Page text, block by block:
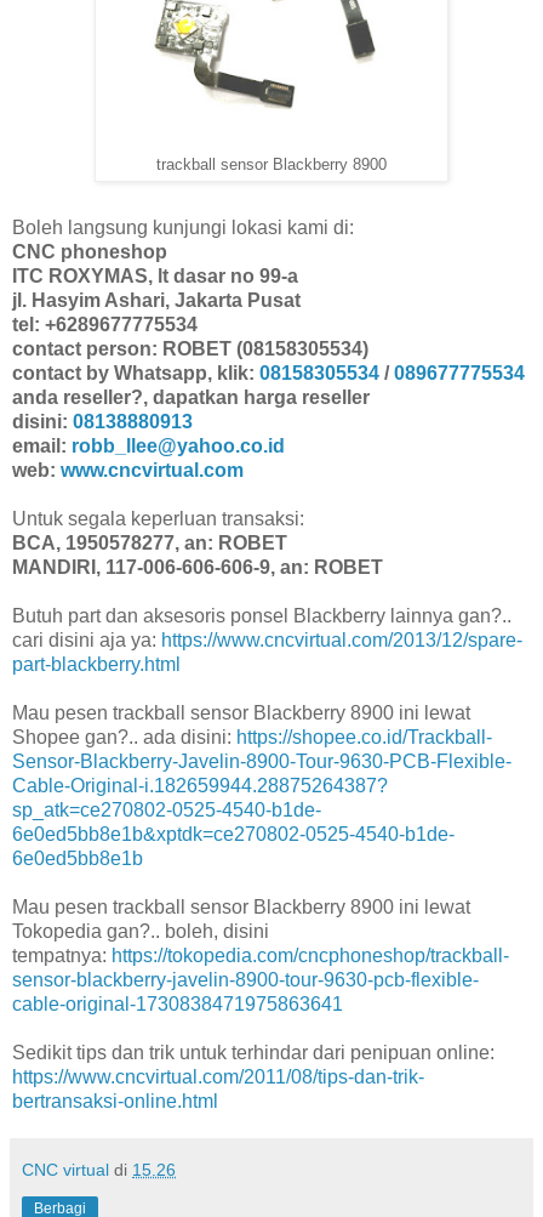
trackball sensor Blackberry 8900
Boleh langsung kunjungi lokasi kami di:
CNC phoneshop
ITC ROXYMAS, lt dasar no 99-a
jl. Hasyim Ashari, Jakarta Pusat
tel: +6289677775534
contact person: ROBET (08158305534)
contact by Whatsapp, klik: 08158305534 /089677775534
anda reseller?, dapatkan harga reseller
disini: 08138880913
email: robb_llee@yahoo.co.id
web: www.cncvirtual.com
Untuk segala keperluan transaksi:
BCA, 1950578277, an: ROBET
MANDIRI, 117-006-606-606-9, an: ROBET
Butuh part dan aksesoris ponsel Blackberry lainnya gan?..
cari disini aja ya: https://www.cncvirtual.com/2013/12/spare-
part-blackberry.html
Mau pesen trackball sensor Blackberry 8900 ini lewat
Shopee gan?.. ada disini: https://shopee.co.id/Trackball-
Sensor-Blackberry-Javelin-8900-Tour-9630-PCB-Flexible-
Cable-Original-i.182659944.28875264387?
sp_atk=ce270802-0525-4540-b1de-
6e0ed5bb8e1b&xptdk=ce270802-0525-4540-b1de-
6e0ed5bb8e1b
Mau pesen trackball sensor Blackberry 8900 ini lewat
Tokopedia gan?.. boleh, disini
tempatnya: https://tokopedia.com/cncphoneshop/trackball-
sensor-blackberry-javelin-8900-tour-9630-pcb-flexible-
cable-original-1730838471975863641
Sedikit tips dan trik untuk terhindar dari penipuan online:
https://www.cncvirtual.com/2011/08/tips-dan-trik-
bertransaksi-online.html
CNC virtual di 15.26
Berbagi